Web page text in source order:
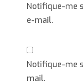
Notifique-me
e-mail.
Notifique-me
mail.